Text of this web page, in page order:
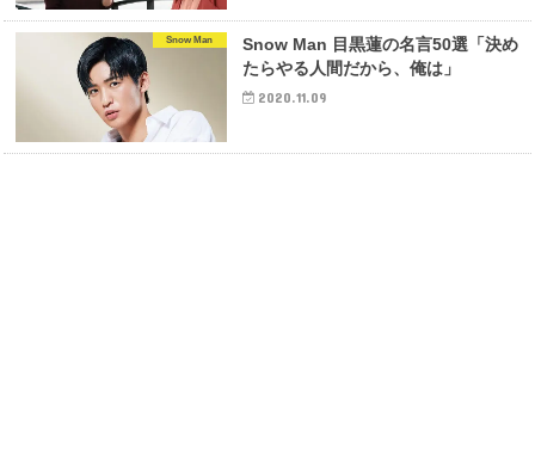
Snow Man
Snow Man 目黒蓮の名言50選「決め
たらやる人間だから、俺は」
2020.11.09